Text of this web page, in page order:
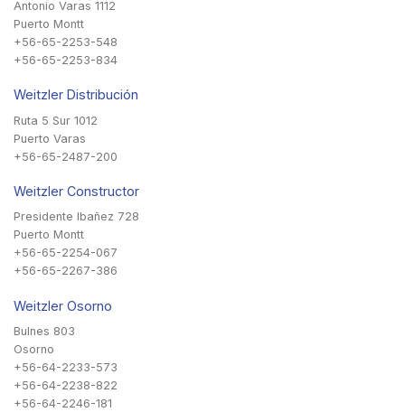
Antonio Varas 1112
Puerto Montt
+56-65-2253-548
+56-65-2253-834
Weitzler Distribución
Ruta 5 Sur 1012
Puerto Varas
+56-65-2487-200
Weitzler Constructor
Presidente Ibañez 728
Puerto Montt
+56-65-2254-067
+56-65-2267-386
Weitzler Osorno
Bulnes 803
Osorno
+56-64-2233-573
+56-64-2238-822
+56-64-2246-181